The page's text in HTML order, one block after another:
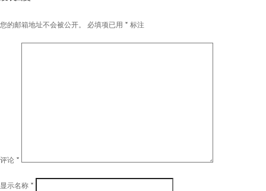
您的邮箱地址不会被公开。 必填项已用 * 标注
评论 *
显示名称 *